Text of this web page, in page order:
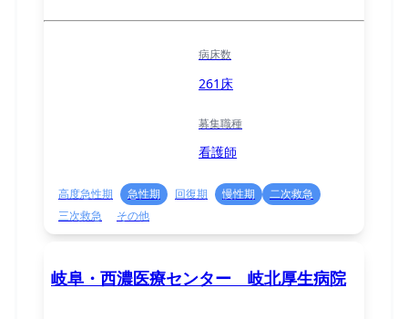
病床数
261床
募集職種
看護師
高度急性期 急性期 回復期 慢性期
二次救急
三次救急
その他
岐阜・西濃医療センター 岐北厚生病院